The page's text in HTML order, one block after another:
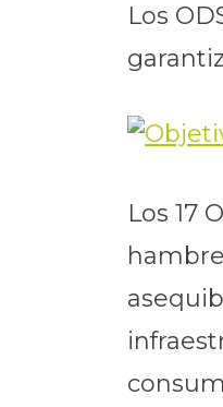
Los
Los 17